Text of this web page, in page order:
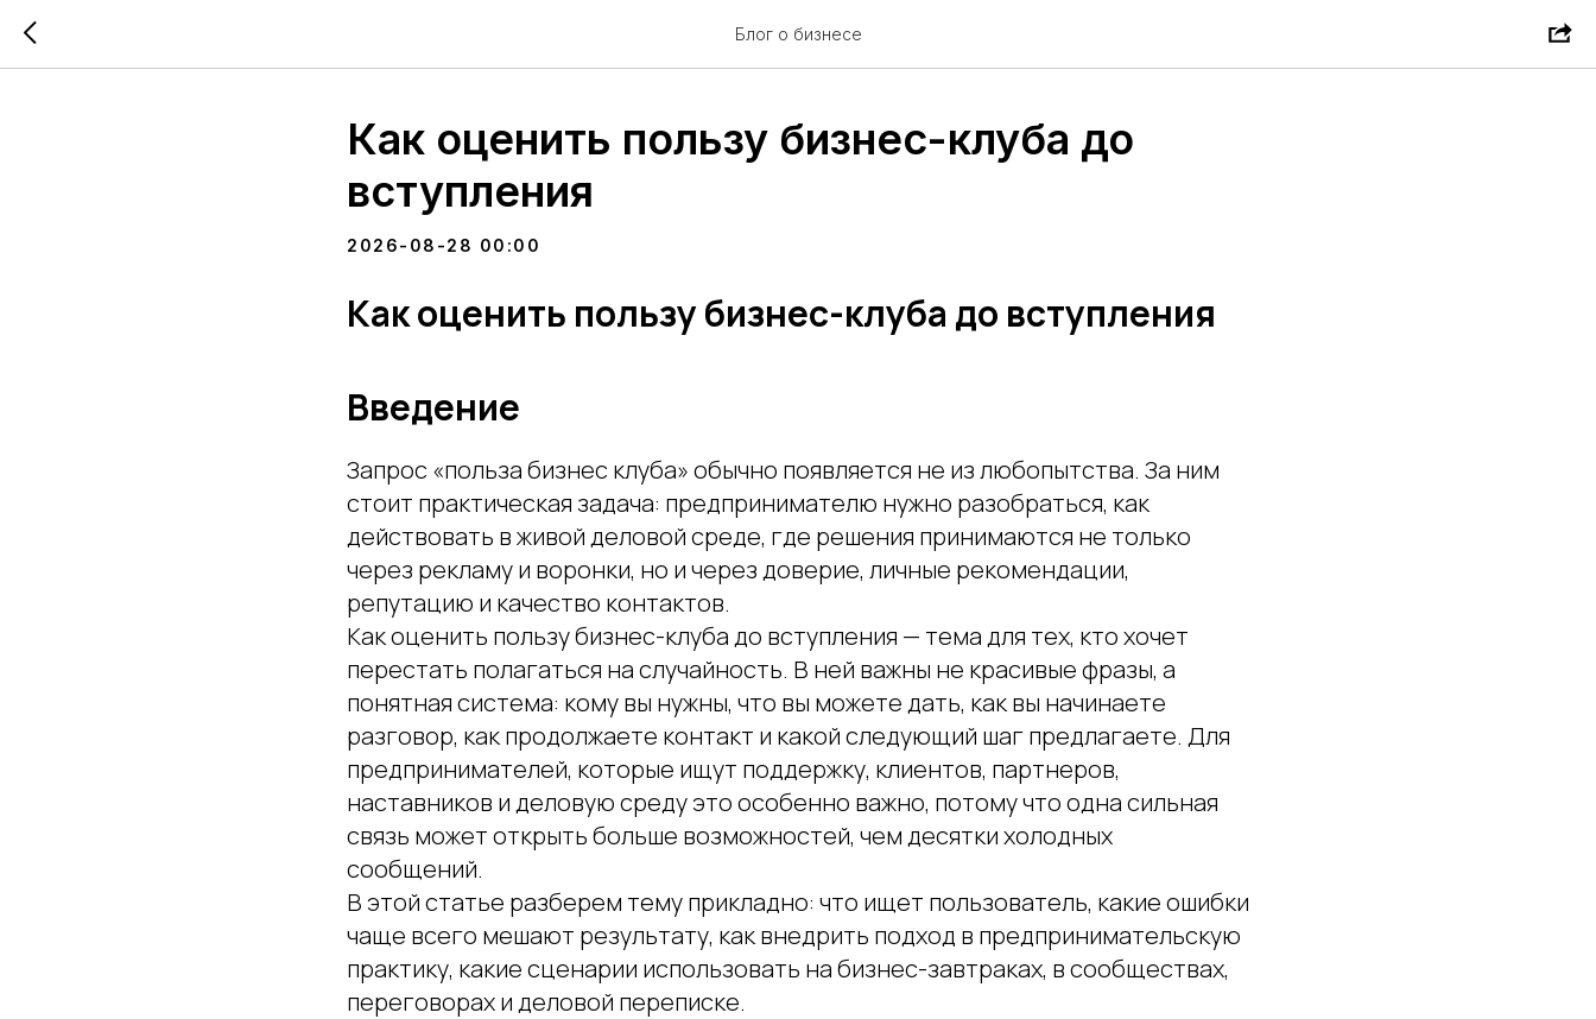
Блог о бизнесе
Как оценить пользу бизнес-клуба до
вступления
2026-08-28 00:00
Как оценить пользу бизнес-клуба до вступления
Введение
Запрос «польза бизнес клуба» обычно появляется не из любопытства. За ним
стоит практическая задача: предпринимателю нужно разобраться, как
действовать в живой деловой среде, где решения принимаются не только
через рекламу и воронки, но и через доверие, личные рекомендации,
репутацию и качество контактов.
Как оценить пользу бизнес-клуба до вступления — тема для тех, кто хочет
перестать полагаться на случайность. В ней важны не красивые фразы, а
понятная система: кому вы нужны, что вы можете дать, как вы начинаете
разговор, как продолжаете контакт и какой следующий шаг предлагаете. Для
предпринимателей, которые ищут поддержку, клиентов, партнеров,
наставников и деловую среду это особенно важно, потому что одна сильная
связь может открыть больше возможностей, чем десятки холодных
сообщений.
В этой статье разберем тему прикладно: что ищет пользователь, какие ошибки
чаще всего мешают результату, как внедрить подход в предпринимательскую
практику, какие сценарии использовать на бизнес-завтраках, в сообществах,
переговорах и деловой переписке.